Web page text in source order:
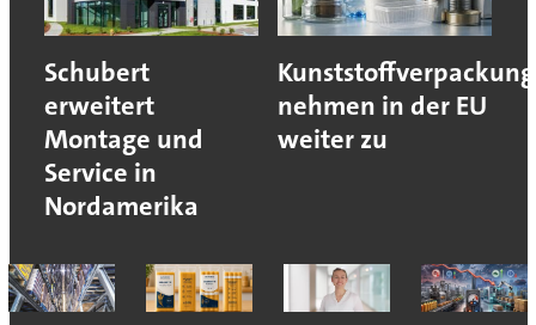
Schubert
erweitert
Montage und
Service in
Nordamerika
nehmen in der EU
weiter zu